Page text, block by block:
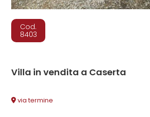
Cod.
8403
Villa in vendita a Caserta
via termine